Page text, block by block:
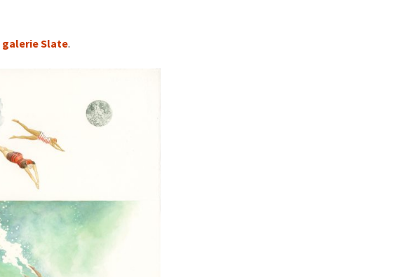
Romane et les émotis
Le gardien des soirs de
galerie Slate.